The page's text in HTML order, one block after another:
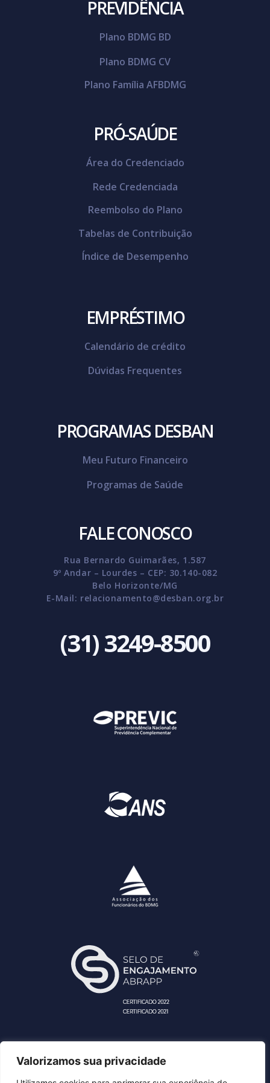
Valorizamos sua privacidade
PREVIDÊNCIA
Plano BDMG BD
Plano BDMG CV
Plano Família AFBDMG
PRÓ-SAÚDE
Área do Credenciado
Rede Credenciada
Reembolso do Plano
Tabelas de Contribuição
Índice de Desempenho
EMPRÉSTIMO
Calendário de crédito
Dúvidas Frequentes
PROGRAMAS DESBAN
Meu Futuro Financeiro
Programas de Saúde
FALE CONOSCO
Rua Bernardo Guimarães, 1.587
9º Andar – Lourdes – CEP: 30.140-082
Belo Horizonte/MG
E-Mail: relacionamento@desban.org.br
(31) 3249-8500